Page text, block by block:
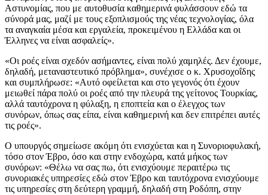
Αστυνομίας, που με αυτοθυσία καθημερινά φυλάσσουν εδώ τα
σύνορά μας, μαζί με τους εξοπλισμούς της νέας τεχνολογίας, όλα
τα αναγκαία μέσα και εργαλεία, προκειμένου η Ελλάδα και οι
Έλληνες να είναι ασφαλείς».
«Οι ροές είναι σχεδόν ασήμαντες, είναι πολύ χαμηλές. Δεν έχουμε,
δηλαδή, μεταναστευτικό πρόβλημα», συνέχισε ο κ. Χρυσοχοΐδης
και συμπλήρωσε: «Αυτό οφείλεται και στο γεγονός ότι έχουν
μειωθεί πάρα πολύ οι ροές από την πλευρά της γείτονος Τουρκίας,
αλλά ταυτόχρονα η φύλαξη, η εποπτεία και ο έλεγχος των
συνόρων, όπως σας είπα, είναι καθημερινή και δεν επιτρέπει αυτές
τις ροές».
Ο υπουργός σημείωσε ακόμη ότι ενισχύεται και η Συνοριοφυλακή,
τόσο στον Έβρο, όσο και στην ενδοχώρα, κατά μήκος των
συνόρων: «Θέλω να σας πω, ότι ενισχύουμε περαιτέρω τις
συνοριακές υπηρεσίες εδώ στον Έβρο και ταυτόχρονα ενισχύουμε
τις υπηρεσίες στη δεύτερη γραμμή, δηλαδή στη Ροδόπη, στην